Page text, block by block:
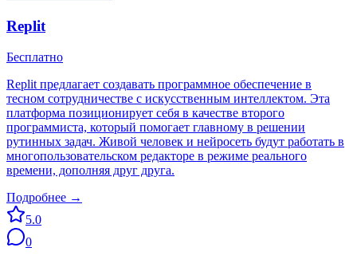
Replit
Бесплатно
Replit предлагает создавать программное обеспечение в
тесном сотрудничестве с искусственным интеллектом. Эта
платформа позиционирует себя в качестве второго
программиста, который помогает главному в решении
рутинных задач. Живой человек и нейросеть будут работать в
многопользовательском редакторе в режиме реального
времени, дополняя друг друга.
Подробнее →
5.0
0